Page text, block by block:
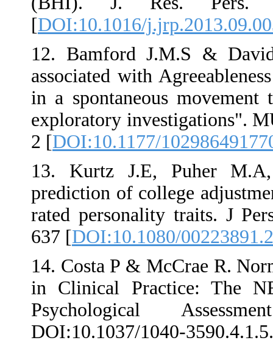
[DOI:10.1016/
12. Bamford
associated
in a
exploratory
2 [
13. Kurtz
prediction of
rated
637 [
14. Costa P &
in Clinical